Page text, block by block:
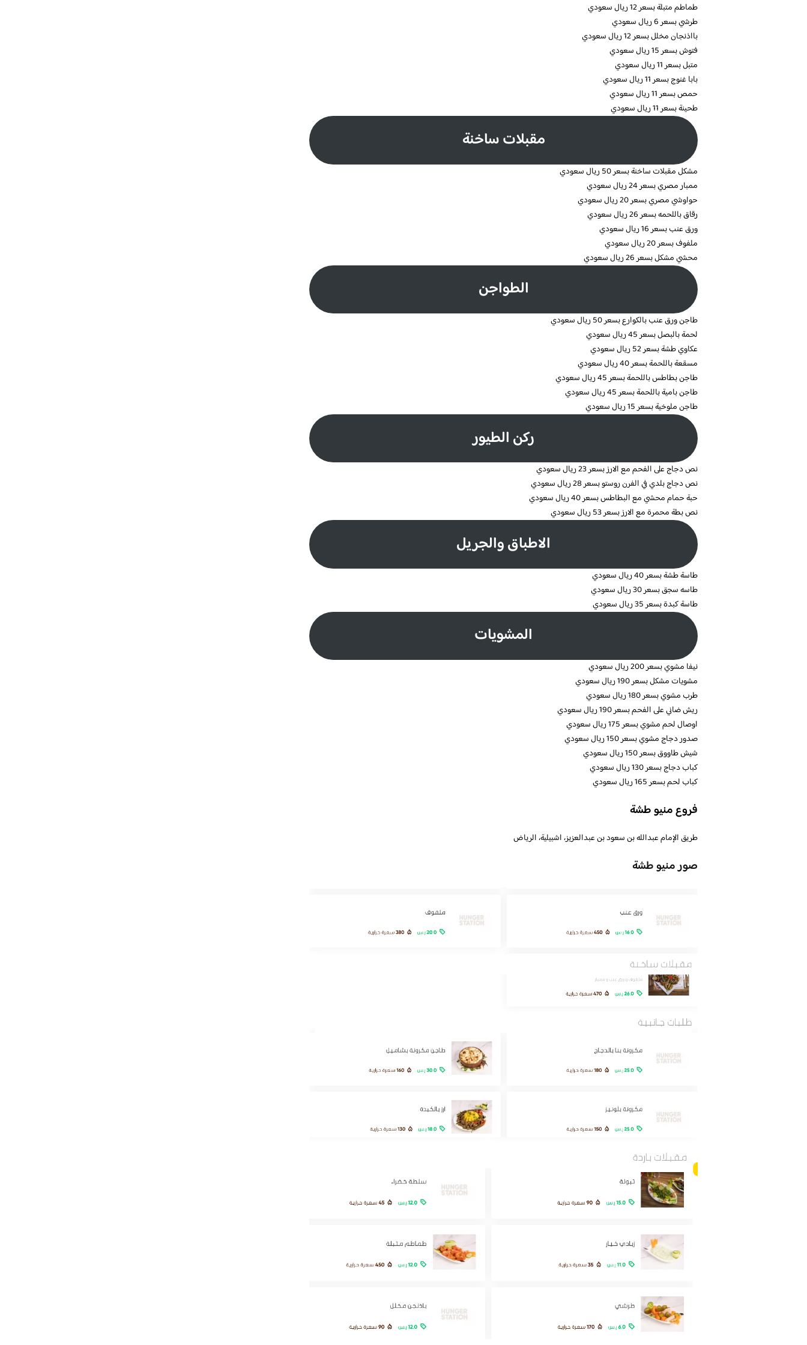
طماطم متبلة بسعر 12 ريال سعودي
طرشي بسعر 6 ريال سعودي
بااذنجان مخلل بسعر 12 ريال سعودي
فتوش بسعر 15 ريال سعودي
متبل بسعر 11 ريال سعودي
بابا غنوج بسعر 11 ريال سعودي
حمص بسعر 11 ريال سعودي
طحينة بسعر 11 ريال سعودي
مقبلات ساخنة
مشكل مقبلات ساخنة بسعر 50 ريال سعودي
ممبار مصري بسعر 24 ريال سعودي
حواوشي مصري بسعر 20 ريال سعودي
رقاق باللحمه بسعر 26 ريال سعودي
ورق عنب بسعر 16 ريال سعودي
ملفوف بسعر 20 ريال سعودي
محشي مشكل بسعر 26 ريال سعودي
الطواجن
طاجن ورق عنب بالكوارع بسعر 50 ريال سعودي
لحمة بالبصل بسعر 45 ريال سعودي
عكاوي طشة بسعر 52 ريال سعودي
مسقعة باللحمة بسعر 40 ريال سعودي
طاجن بطاطس باللحمة بسعر 45 ريال سعودي
طاجن بامية باللحمة بسعر 45 ريال سعودي
طاجن ملوخية بسعر 15 ريال سعودي
ركن الطيور
نص دجاج على الفحم مع الارز بسعر 23 ريال سعودي
نص دجاج بلدي في الفرن روستو بسعر 28 ريال سعودي
حبة حمام محشي مع البطاطس بسعر 40 ريال سعودي
نص بطة محمرة مع الارز بسعر 53 ريال سعودي
الاطباق والجريل
طاسة طشة بسعر 40 ريال سعودي
طاسه سجق بسعر 30 ريال سعودي
طاسة كبدة بسعر 35 ريال سعودي
المشويات
نيفا مشوي بسعر 200 ريال سعودي
مشويات مشكل بسعر 190 ريال سعودي
طرب مشوي بسعر 180 ريال سعودي
ريش ضاني على الفحم بسعر 190 ريال سعودي
اوصال لحم مشوي بسعر 175 ريال سعودي
صدور دجاج مشوي بسعر 150 ريال سعودي
شيش طاووق بسعر 150 ريال سعودي
كباب دجاج بسعر 130 ريال سعودي
كباب لحم بسعر 165 ريال سعودي
فروع منيو طشة
طريق الإمام عبدالله بن سعود بن عبدالعزيز، اشبيلية، الرياض
صور منيو طشة